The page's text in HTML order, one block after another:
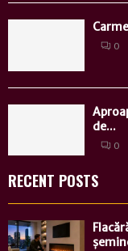
0
de...
0
RECENT POSTS